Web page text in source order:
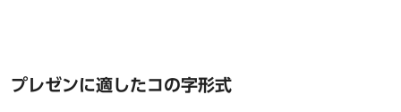
プレゼンに適したコの字形式